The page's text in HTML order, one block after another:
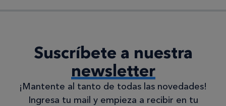
Suscríbete a nuestra
newsletter
¡Mantente al tanto de todas las novedades!
Ingresa tu mail y empieza a recibir en tu